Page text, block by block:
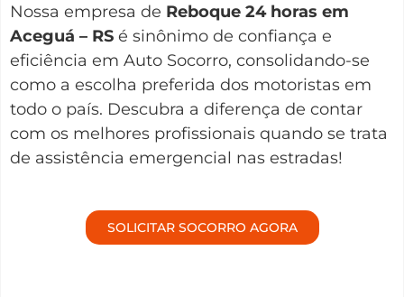
Nossa empresa de Reboque 24 horas em
Aceguá – RS é sinônimo de confiança e
eficiência em Auto Socorro, consolidando-se
como a escolha preferida dos motoristas em
todo o país. Descubra a diferença de contar
com os melhores profissionais quando se trata
de assistência emergencial nas estradas!
SOLICITAR SOCORRO AGORA